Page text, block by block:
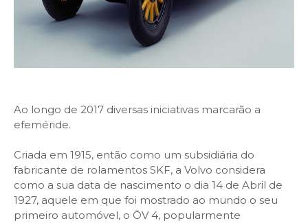
Ao longo de 2017 diversas iniciativas marcarão a
efeméride.
Criada em 1915, então como um subsidiária do
fabricante de rolamentos SKF, a Volvo considera
como a sua data de nascimento o dia 14 de Abril de
1927, aquele em que foi mostrado ao mundo o seu
primeiro automóvel, o ÖV 4, popularmente